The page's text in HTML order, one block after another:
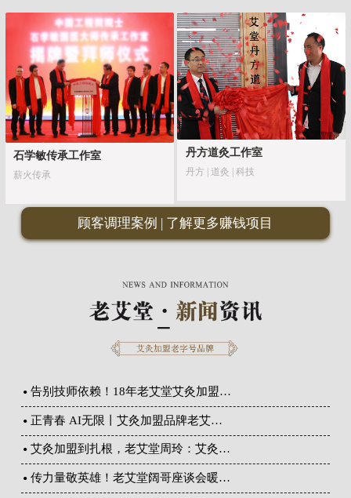
石学敏传承工作室
薪火传承
丹方道灸工作室
丹方 | 道灸 | 科技
顾客调理案例 了解更多赚钱项目
告别技师依赖！18年老艾堂艾灸加盟…
正青春 AI无限丨艾灸加盟品牌老艾…
艾灸加盟到扎根，老艾堂周玲：艾灸…
传力量敬英雄！老艾堂阔哥座谈会暖…